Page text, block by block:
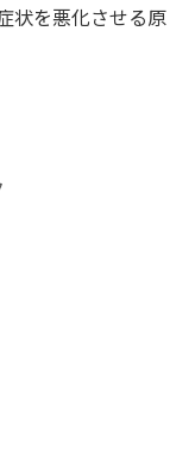
状を悪化させる原